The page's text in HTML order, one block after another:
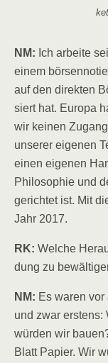
NM: Ich arbei­te
einem
auf den direk­ten
siert hat. Euro­pa
wir kei­nen
unse­rer eige­nen
einen eige­nen
Phi­lo­so­phie und
ge­rich­tet ist. Mit
Jahr 2017.
RK: Wel­che
dung zu
NM: Es waren
und zwar
wür­den wir
Blatt Papier. Wir